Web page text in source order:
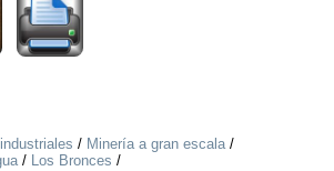
/ Minería a gran escala/
/ Los Bronces /